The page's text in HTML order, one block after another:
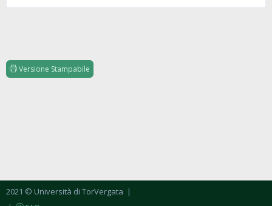
Versione Stampabile
2021 © Università di TorVergata |